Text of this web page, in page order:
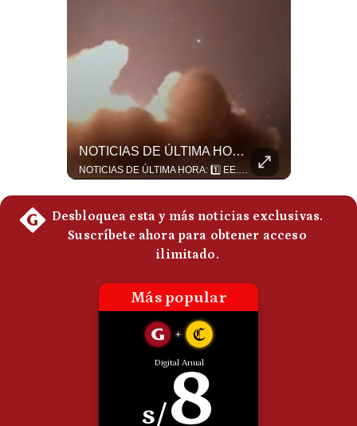
NOTICIAS DE ÚLTIMA HORA: EE.UU. Se Queda Sin Misiles En Medio Oriente